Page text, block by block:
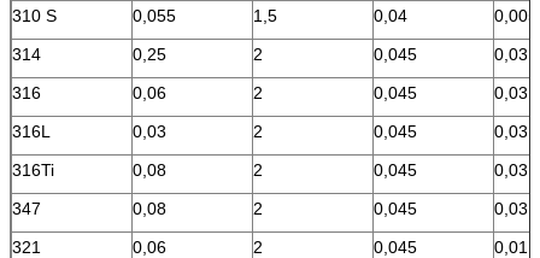
310 S
0,055 1,5 0,04
0,005
314
0,25 2 0,045
0,03
316
0,06 2 0,045
0,03
316L
0,03 2 0,045
0,03
316Ti
0,08 2 0,045
0,03
347
0,08 2 0,045
0,03
321
0,06 2 0,045
0,01